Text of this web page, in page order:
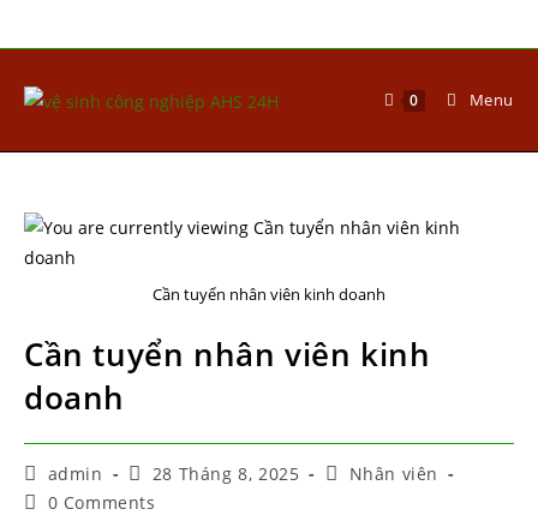
0 Menu
Cần tuyển nhân viên kinh doanh
Cần tuyển nhân viên kinh
doanh
admin 28 Tháng 8, 2025
Nhân viên
0 Comments